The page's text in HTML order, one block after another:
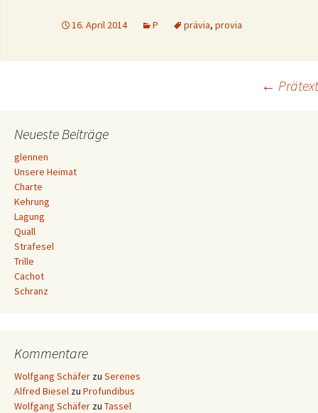
16. April 2014 P prävia, provia
Navigation
← Prätext
Neueste Beiträge
glennen
Unsere Heimat
Charte
Kehrung
Lagung
Quall
Strafesel
Trille
Cachot
Schranz
Kommentare
Wolfgang Schäfer zu Serenes
Alfred Biesel zu Profundibus
Wolfgang Schäfer zu Tassel